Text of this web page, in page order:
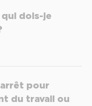
qui dois-je
arrêt pour
du travail ou